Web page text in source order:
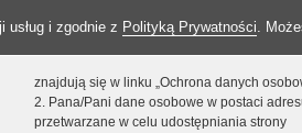
i zgodnie z Polityką Prywatności.
znajdują się w linku „Ochrona danych
2. Pana/Pani dane osobowe w postaci
przetwarzane w celu udostępniania strony